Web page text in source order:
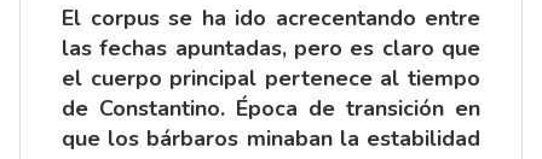
El corpus se ha ido acrecentando entre
las fechas apuntadas, pero es claro que
el cuerpo principal pertenece al tiempo
de Constantino. Época de transición en
que los bárbaros minaban la estabilidad